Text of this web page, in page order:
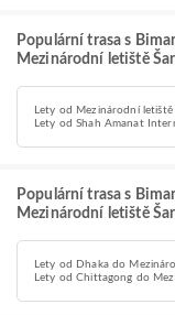
Populární trasa s
Mezinárodní letiště
Lety od Mezinárodní
Lety od Shah Amanat
Populární trasa s
Mezinárodní letiště
Lety od Dhaka do
Lety od Chittagong do